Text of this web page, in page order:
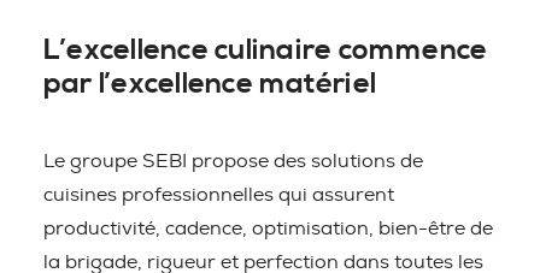
L’excellence culinaire commence
par l’excellence matériel
Le groupe SEBI propose des solutions de
cuisines professionnelles qui assurent
productivité, cadence, optimisation, bien-être de
la brigade, rigueur et perfection dans toutes les